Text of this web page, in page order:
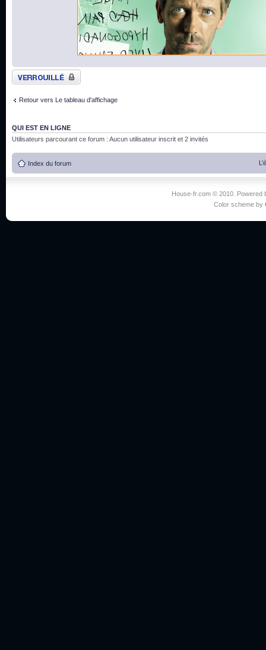
Sujet verrouillé
Retour vers Le tableau d'affichage
QUI EST EN LIGNE
Utilisateurs parcourant ce forum : Aucun utilisateur inscrit et 2 invités
Index du forum
House-fr.com © 2010. Powered
Color scheme by